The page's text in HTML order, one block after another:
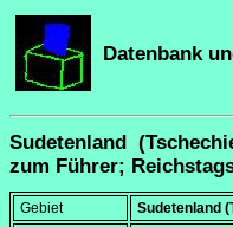
Datenbank
Sudetenland
zum Führer;
Gebiet
Sudetenland